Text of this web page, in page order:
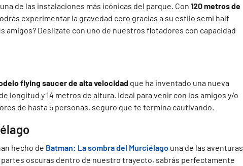
de las instalaciones más icónicas del parque. Con 120 metros de
experimentar la gravedad cero gracias a su estilo semi half
amigos? Deslízate con uno de nuestros flotadores con capacidad
flying saucer de alta velocidad que ha inventado una nueva
longitud y 14 metros de altura. Ideal para venir con los amigos y/o
de hasta 5 personas, seguro que te termina cautivando.
hecho de Batman: La sombra del Murciélago una de las aventuras
oscuras dentro de nuestro trayecto, sabrás perfectamente